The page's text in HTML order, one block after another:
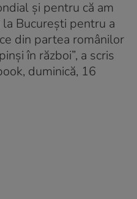
şi pentru că am
Bucureşti pentru a
din partea românilor
în război”, a scris
duminică, 16